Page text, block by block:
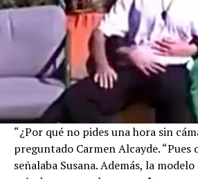
“¿Por qué no pides una hora sin
preguntado Carmen Alcayde. “Pues
señalaba Susana. Además, la